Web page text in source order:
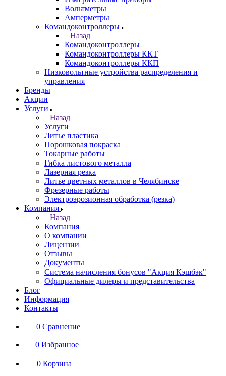
Вольтметры
Амперметры
Командоконтроллеры
Назад
Командоконтроллеры
Командоконтроллеры ККТ
Командоконтроллеры ККП
Низковольтные устройства распределения и
управления
Бренды
Акции
Услуги
Назад
Услуги
Литье пластика
Порошковая покраска
Токарные работы
Гибка листового металла
Лазерная резка
Литье цветных металлов в Челябинске
Фрезерные работы
Электроэрозионная обработка (резка)
Компания
Назад
Компания
О компании
Лицензии
Отзывы
Документы
Система начисления бонусов "Акция Кэшбэк"
Официальные дилеры и представительства
Блог
Информация
Контакты
0 Сравнение
0 Избранное
0 Корзина